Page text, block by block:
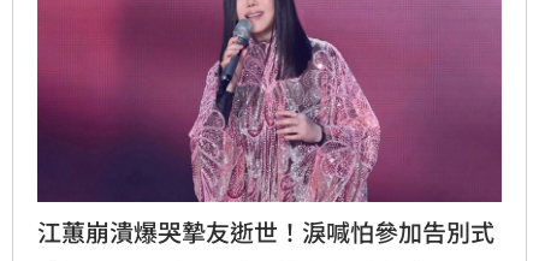
江蕙崩潰爆哭摯友逝世！淚喊怕參加告別式